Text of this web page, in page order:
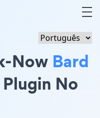
Now Bard
Plugin No